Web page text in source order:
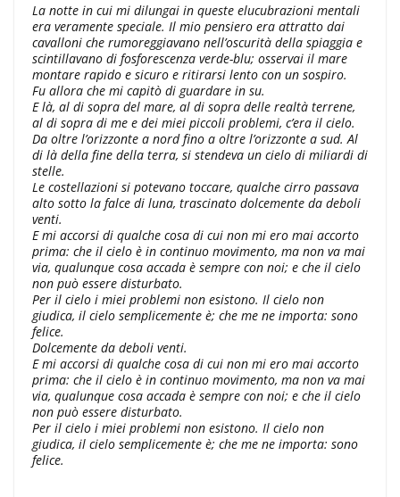
La notte in cui mi dilungai in queste elucubrazioni mentali
era veramente speciale. Il mio pensiero era attratto dai
cavalloni che rumoreggiavano nell’oscurità della spiaggia e
scintillavano di fosforescenza verde-blu; osservai il mare
montare rapido e sicuro e ritirarsi lento con un sospiro.
Fu allora che mi capitò di guardare in su.
E là, al di sopra del mare, al di sopra delle realtà terrene,
al di sopra di me e dei miei piccoli problemi, c’era il cielo.
Da oltre l’orizzonte a nord fino a oltre l’orizzonte a sud. Al
di là della fine della terra, si stendeva un cielo di miliardi di
stelle.
Le costellazioni si potevano toccare, qualche cirro passava
alto sotto la falce di luna, trascinato dolcemente da deboli
venti.
E mi accorsi di qualche cosa di cui non mi ero mai accorto
prima: che il cielo è in continuo movimento, ma non va mai
via, qualunque cosa accada è sempre con noi; e che il cielo
non può essere disturbato.
Per il cielo i miei problemi non esistono. Il cielo non
giudica, il cielo semplicemente è; che me ne importa: sono
felice.
Dolcemente da deboli venti.
E mi accorsi di qualche cosa di cui non mi ero mai accorto
prima: che il cielo è in continuo movimento, ma non va mai
via, qualunque cosa accada è sempre con noi; e che il cielo
non può essere disturbato.
Per il cielo i miei problemi non esistono. Il cielo non
giudica, il cielo semplicemente è; che me ne importa: sono
felice.